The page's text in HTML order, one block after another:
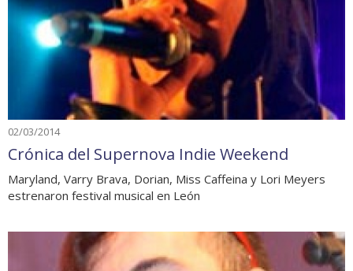
02/03/2014
Crónica del Supernova Indie Weekend
Maryland, Varry Brava, Dorian, Miss Caffeina y Lori Meyers
estrenaron festival musical en León